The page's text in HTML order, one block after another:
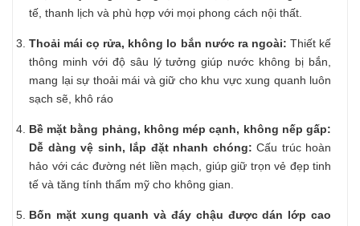
tế, thanh lịch và phù hợp với mọi phong cách nội thất.
Thoải mái cọ rửa, không lo bắn nước ra ngoài: Thiết kế
thông minh với độ sâu lý tưởng giúp nước không bị bắn,
mang lại sự thoải mái và giữ cho khu vực xung quanh luôn
sạch sẽ, khô ráo
Bề mặt bằng phảng, không mép cạnh, không nếp gấp:
Dễ dàng vệ sinh, lắp đặt nhanh chóng: Cấu trúc hoàn
hảo với các đường nét liền mạch, giúp giữ trọn vẻ đẹp tinh
tế và tăng tính thẩm mỹ cho không gian.
Bốn mặt xung quanh và đáy chậu được dán lớp cao